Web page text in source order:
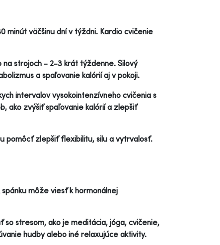
minút väčšinu dní v týždni. Kardio cvičenie
na strojoch - 2-3 krát týždenne. Silový
a spaľovanie kalórií aj v pokoji.
intervalov vysokointenzívneho cvičenia s
ako zvýšiť spaľovanie kalórií a zlepšiť
pomôcť zlepšiť flexibilitu, silu a vytrvalosť.
môže viesť k hormonálnej
so stresom, ako je meditácia, jóga, cvičenie,
hudby alebo iné relaxujúce aktivity.